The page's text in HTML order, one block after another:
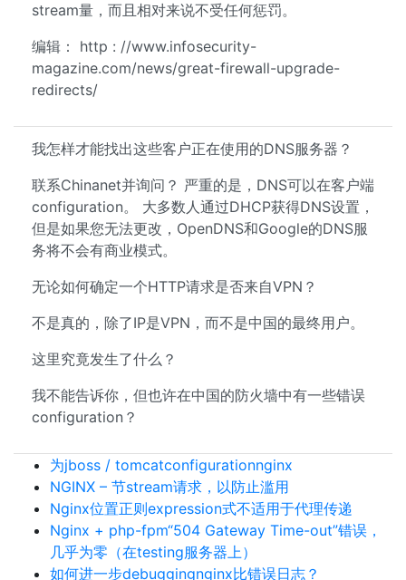
stream量，而且相对来说不受任何惩罚。
编辑： http : //www.infosecurity-
magazine.com/news/great-firewall-upgrade-
redirects/
我怎样才能找出这些客户正在使用的DNS服务器？
联系Chinanet并询问？ 严重的是，DNS可以在客户端
configuration。 大多数人通过DHCP获得DNS设置，
但是如果您无法更改，OpenDNS和Google的DNS服
务将不会有商业模式。
无论如何确定一个HTTP请求是否来自VPN？
不是真的，除了IP是VPN，而不是中国的最终用户。
这里究竟发生了什么？
我不能告诉你，但也许在中国的防火墙中有一些错误
configuration？
为jboss / tomcatconfigurationnginx
NGINX – 节stream请求，以防止滥用
Nginx位置正则expression式不适用于代理传递
Nginx + php-fpm“504 Gateway Time-out”错误，
几乎为零（在testing服务器上）
如何进一步debuggingnginx比错误日志？